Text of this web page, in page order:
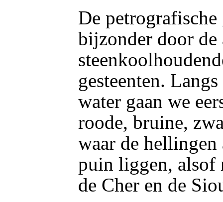
De
bijzonder door de
gesteenten.
water gaan we
roode, bruine,
waar de
puin liggen, alsof
de Cher en de